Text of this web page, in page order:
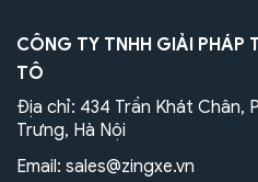
CÔNG TY TNHH GIẢI PHÁP
TÔ
Địa chỉ: 434 Trần Khát Chân,
Trưng, Hà Nội
Email: sales@zingxe.vn